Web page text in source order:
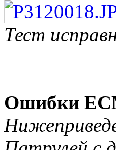
Тест
Ошибки